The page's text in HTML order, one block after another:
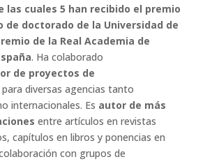
las cuales 5 han recibido el premio
de doctorado de la Universidad de
de la Real Academia de
. Ha colaborado
de proyectos de
para diversas agencias tanto
internacionales. Es autor de más
entre artículos en revistas
capítulos en libros y ponencias en
con grupos de